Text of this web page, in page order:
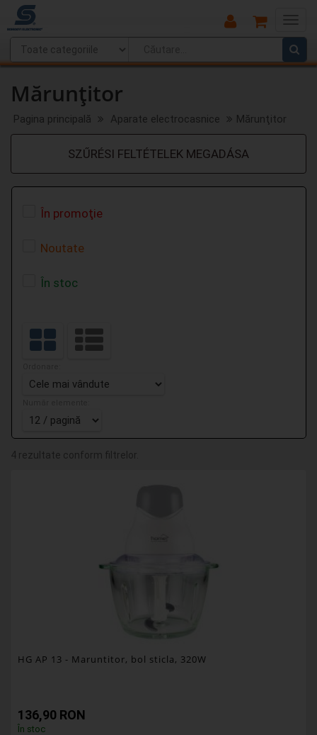
Main
Menu
Mărunţitor
Pagina principală Aparate electrocasnice Mărunţitor
SZŰRÉSI FELTÉTELEK MEGADÁSA
În promoţie
Noutate
În stoc
4 rezultate conform filtrelor.
HG AP 13 - Maruntitor, bol sticla, 320W
136,90 RON
În stoc